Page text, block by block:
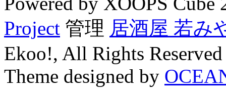
Project 管理 居酒屋 若み
Ekoo!, All Rights Reserved
Theme designed by